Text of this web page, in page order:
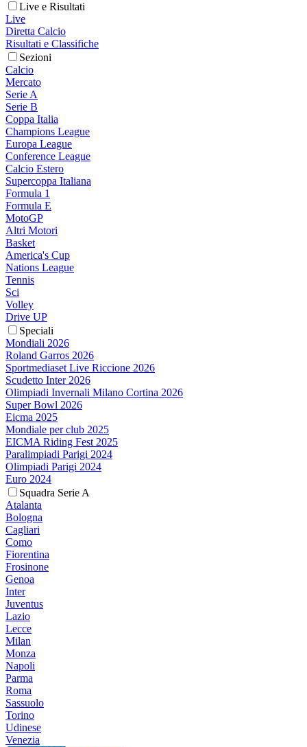
Live e Risultati
Live
Diretta Calcio
Risultati e Classifiche
Sezioni
Calcio
Mercato
Serie A
Serie B
Coppa Italia
Champions League
Europa League
Conference League
Calcio Estero
Supercoppa Italiana
Formula 1
Formula E
MotoGP
Altri Motori
Basket
America's Cup
Nations League
Tennis
Sci
Volley
Drive UP
Speciali
Mondiali 2026
Roland Garros 2026
Sportmediaset Live Riccione 2026
Scudetto Inter 2026
Olimpiadi Invernali Milano Cortina 2026
Super Bowl 2026
Eicma 2025
Mondiale per club 2025
EICMA Riding Fest 2025
Paralimpiadi Parigi 2024
Olimpiadi Parigi 2024
Euro 2024
Squadra Serie A
Atalanta
Bologna
Cagliari
Como
Fiorentina
Frosinone
Genoa
Inter
Juventus
Lazio
Lecce
Milan
Monza
Napoli
Parma
Roma
Sassuolo
Torino
Udinese
Venezia